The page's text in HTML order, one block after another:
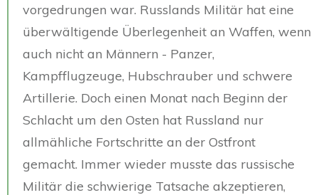
vorgedrungen war. Russlands Militär hat eine
überwältigende Überlegenheit an Waffen, wenn
auch nicht an Männern - Panzer,
Kampfflugzeuge, Hubschrauber und schwere
Artillerie. Doch einen Monat nach Beginn der
Schlacht um den Osten hat Russland nur
allmähliche Fortschritte an der Ostfront
gemacht. Immer wieder musste das russische
Militär die schwierige Tatsache akzeptieren,